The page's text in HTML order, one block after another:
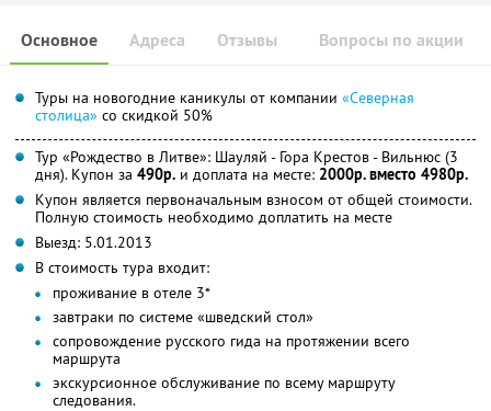
Основное Отзывы Вопросы по акции
Адреса
Туры на новогодние каникулы от компании «Северная
столица» со скидкой 50%
Тур «Рождество в Литве»: Шауляй - Гора Крестов - Вильнюс (3
дня). Купон за 490р. и доплата на месте: 2000р. вместо 4980р.
Купон является первоначальным взносом от общей стоимости.
Полную стоимость необходимо доплатить на месте
Выезд: 5.01.2013
В стоимость тура входит:
проживание в отеле 3*
завтраки по системе «шведский стол»
сопровождение русского гида на протяжении всего
маршрута
экскурсионное обслуживание по всему маршруту
следования.